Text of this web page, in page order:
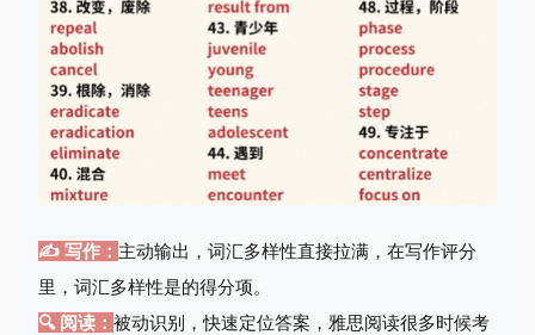
✍️ 写作： 主动输出，词汇多样性直接拉满，在写作评分
里，词汇多样性是的得分项。
🔍 阅读： 被动识别，快速定位答案，雅思阅读很多时候考